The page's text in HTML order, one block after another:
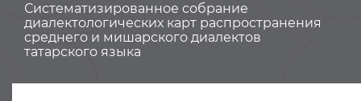
Систематизированное собрание
диалектологических карт распространения
среднего и мишарского диалектов
татарского языка